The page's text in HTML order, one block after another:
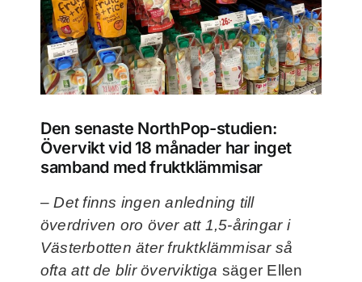
Frågor och svar
Kontakt
NorthMom
Den senaste NorthPop-studien:
Övervikt vid 18 månader har inget
samband med fruktklämmisar
–Det finns ingen anledning till
överdriven oro över att 1,5-åringar i
Västerbotten äter fruktklämmisar så
ofta att de blir överviktiga säger Ellen